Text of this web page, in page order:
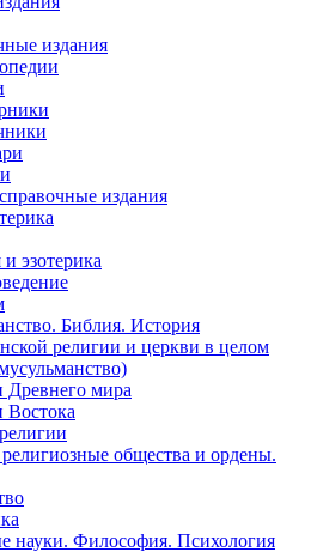
издания
издания
эзотерика
Библия. История
религии и церкви в целом
Древнего мира
Востока
общества и ордены.
науки. Философия. Психология